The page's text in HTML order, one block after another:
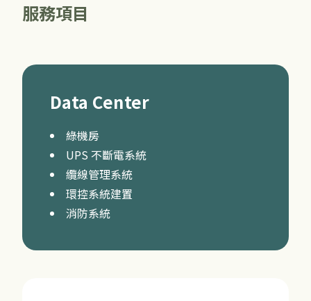
服務項目
Data Center
綠機房
UPS 不斷電系統
纜線管理系統
環控系統建置
消防系統